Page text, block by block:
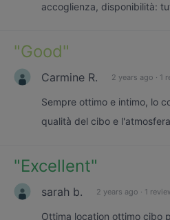
accoglienza, disponibilità:
"Good"
Carmine R. 2 years ago · 1
Sempre ottimo e intimo, lo
qualità del cibo e l'atmosfera
"Excellent"
sarah b. 2 years ago · 1
Ottima location ottimo cibo